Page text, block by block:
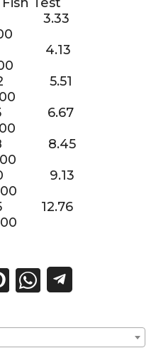
0.18 3.33
0.20 4.13
0.22 5.51
0.25 6.67
0.28 8.45
0.30 9.13
0.35 12.76